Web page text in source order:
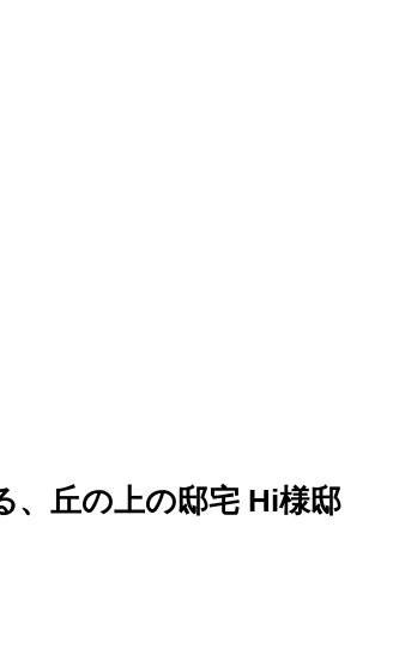
、丘の上の邸宅 Hi様邸